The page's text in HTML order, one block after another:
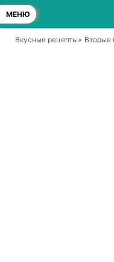
МЕНЮ
Вкусные рецепты» Вторые